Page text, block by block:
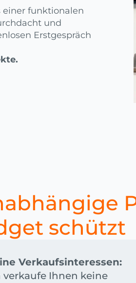
einer funktionalen
und
Erstgespräch
schützt
Verkaufsinteressen:
verkaufe Ihnen keine